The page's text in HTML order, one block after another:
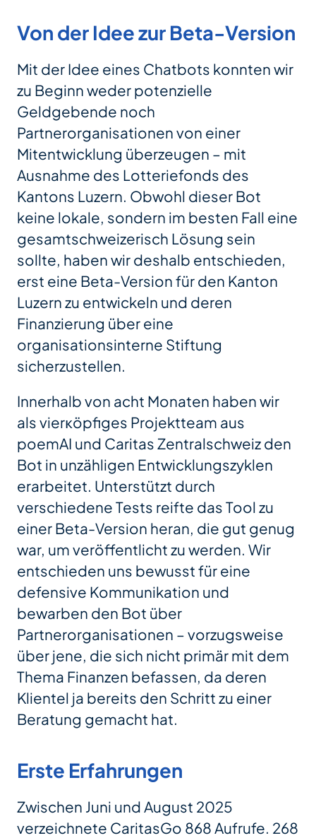
Von der Idee zur Beta-Version
Mit der Idee eines Chatbots konnten wir
zu Beginn weder potenzielle
Geldgebende noch
Partnerorganisationen von einer
Mitentwicklung überzeugen – mit
Ausnahme des Lotteriefonds des
Kantons Luzern. Obwohl dieser Bot
keine lokale, sondern im besten Fall eine
gesamtschweizerisch Lösung sein
sollte, haben wir deshalb entschieden,
erst eine Beta-Version für den Kanton
Luzern zu entwickeln und deren
Finanzierung über eine
organisationsinterne Stiftung
sicherzustellen.
Innerhalb von acht Monaten haben wir
als vierкöpfiges Projektteam aus
poemAI und Caritas Zentralschweiz den
Bot in unzähligen Entwicklungszyklen
erarbeitet. Unterstützt durch
verschiedene Tests reifte das Tool zu
einer Beta-Version heran, die gut genug
war, um veröffentlicht zu werden. Wir
entschieden uns bewusst für eine
defensive Kommunikation und
bewarben den Bot über
Partnerorganisationen – vorzugsweise
über jene, die sich nicht primär mit dem
Thema Finanzen befassen, da deren
Klientel ja bereits den Schritt zu einer
Beratung gemacht hat.
Erste Erfahrungen
Zwischen Juni und August 2025
verzeichnete CaritasGo 868 Aufrufe. 268